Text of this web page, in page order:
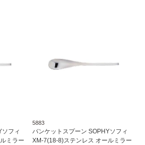
フィ
ミラー
5883
バンケットスプーン SOPHYソフィ
XM-7(18-8)ステンレス オールミラー